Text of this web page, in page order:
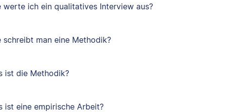
werte ich ein qualitatives Interview aus?
schreibt man eine Methodik?
ist die Methodik?
ist eine empirische Arbeit?